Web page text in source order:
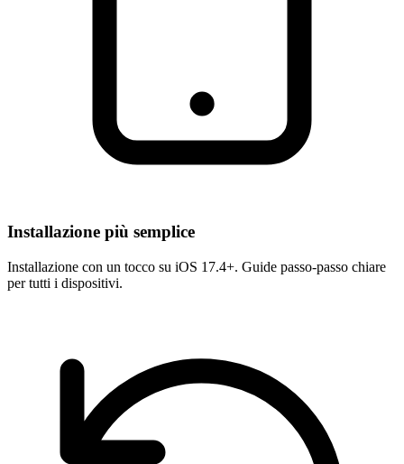
Installazione più semplice
Installazione con un tocco su iOS 17.4+. Guide passo-passo chiare
per tutti i dispositivi.